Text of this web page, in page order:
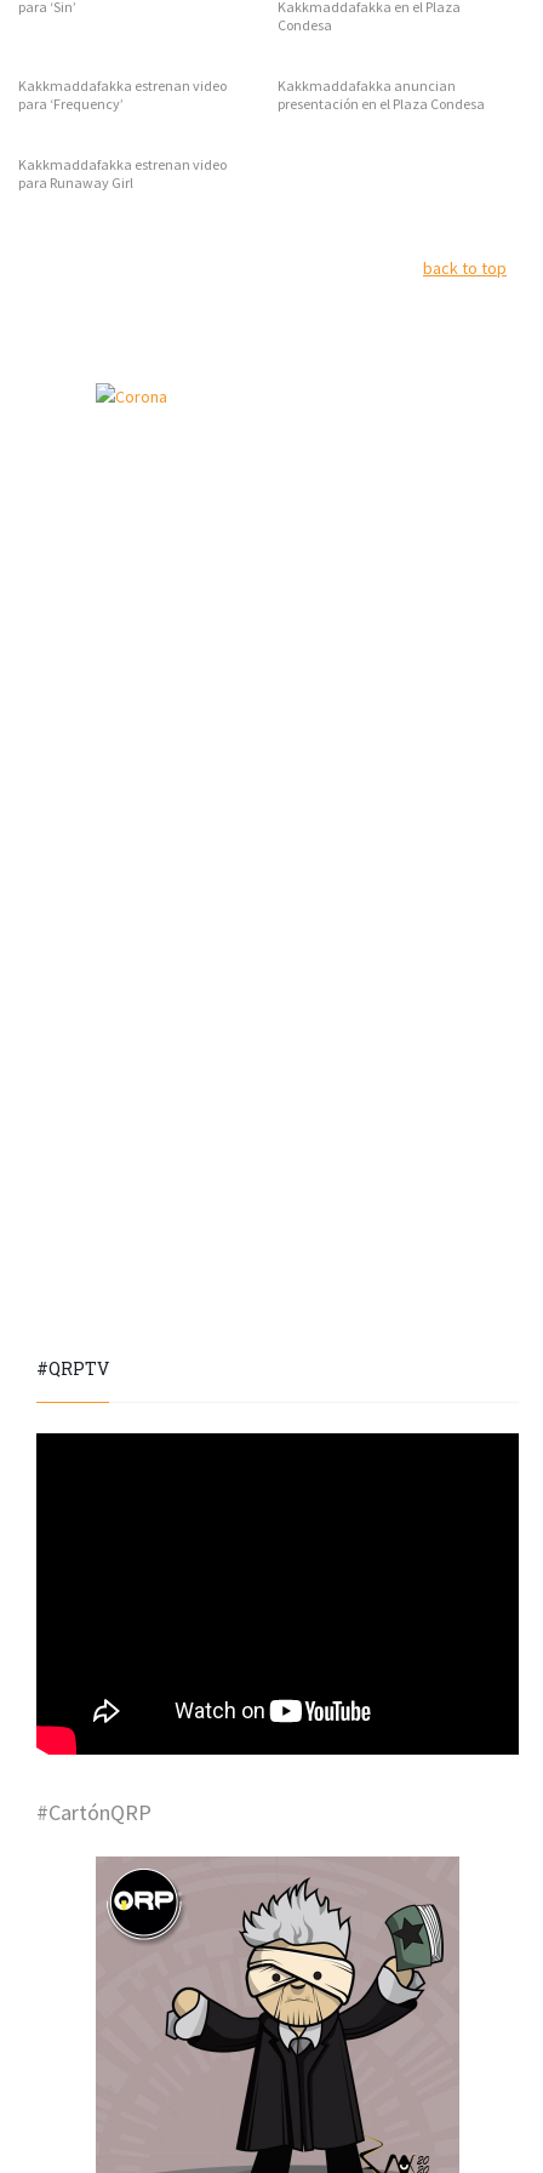
para ‘Sin’
Kakkmaddafakka en el Plaza
Condesa
Kakkmaddafakka estrenan video
para ‘Frequency’
Kakkmaddafakka anuncian
presentación en el Plaza Condesa
Kakkmaddafakka estrenan video
para Runaway Girl
back to top
#QRPTV
#CartónQRP